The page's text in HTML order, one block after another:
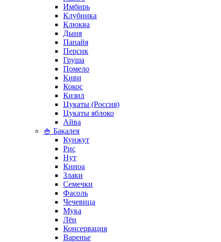
Имбирь
Клубника
Клюква
Дыня
Папайя
Персик
Груша
Помело
Киви
Кокос
Кизил
Цукаты (Россия)
Цукаты яблоко
Айва
🍚 Бакалея
Кунжут
Рис
Нут
Киноа
Злаки
Семечки
Фасоль
Чечевица
Мука
Лён
Консервация
Варенье